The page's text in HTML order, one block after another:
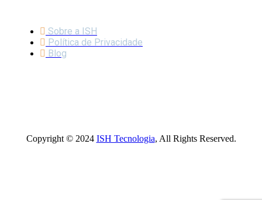
Sobre a ISH
Política de Privacidade
Blog
Copyright © 2024 ISH Tecnologia, All Rights Reserved.